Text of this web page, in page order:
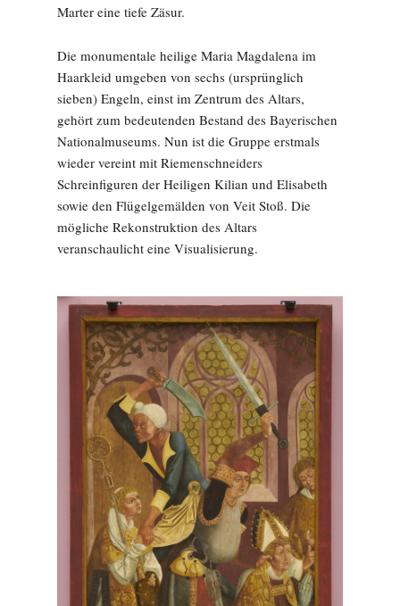
Marter eine tiefe Zäsur.
Die monumentale heilige Maria Magdalena im
Haarkleid umgeben von sechs (ursprünglich
sieben) Engeln, einst im Zentrum des Altars,
gehört zum bedeutenden Bestand des Bayerischen
Nationalmuseums. Nun ist die Gruppe erstmals
wieder vereint mit Riemenschneiders
Schreinfiguren der Heiligen Kilian und Elisabeth
sowie den Flügelgemälden von Veit Stoß. Die
mögliche Rekonstruktion des Altars
veranschaulicht eine Visualisierung.